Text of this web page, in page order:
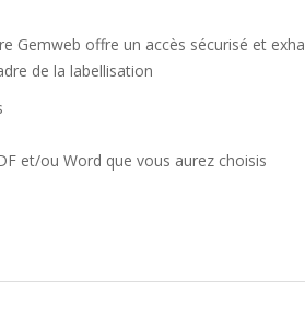
Gemweb offre un accès sécurisé et
de la labellisation
et/ou Word que vous aurez choisis